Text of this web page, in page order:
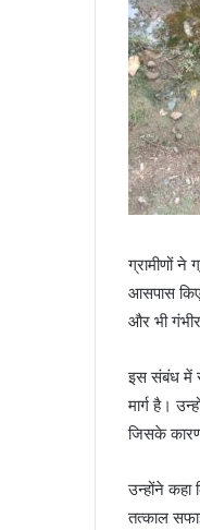
ग्रामीणों ने
आसपास किए
और भी
इस संबंध में
मार्ग है।
जिसके कारण
उन्होंने कहा
तत्काल